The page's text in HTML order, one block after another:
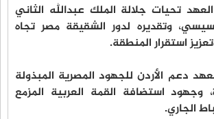
تحيات جلالة الملك عبدالله الثاني
وتقديره لدور الشقيقة مصر تجاه
استقرار المنطقة.
دعم الأردن للجهود المصرية المبذولة
وجهود استضافة القمة العربية المزمع